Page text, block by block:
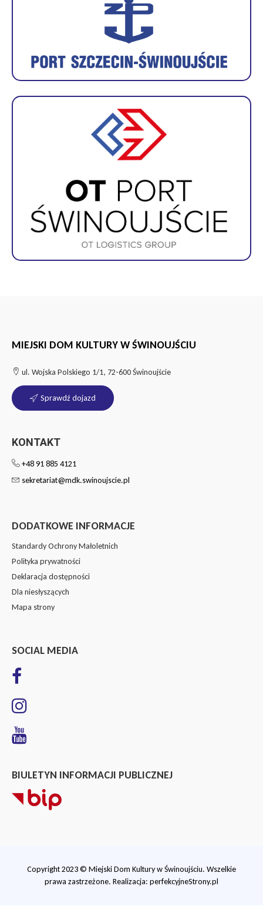
MIEJSKI DOM KULTURY W ŚWINOUJŚCIU
ul. Wojska Polskiego 1/1, 72-600 Świnoujście
Sprawdź dojazd
KONTAKT
+48 91 885 4121
sekretariat@mdk.swinoujscie.pl
DODATKOWE INFORMACJE
Standardy Ochrony Małoletnich
Polityka prywatności
Deklaracja dostępności
Dla niesłyszących
Mapa strony
SOCIAL MEDIA
BIULETYN INFORMACJI PUBLICZNEJ
Copyright 2023 © Miejski Dom Kultury w Świnoujściu. Wszelkie
prawa zastrzeżone. Realizacja: perfekcyjneStrony.pl